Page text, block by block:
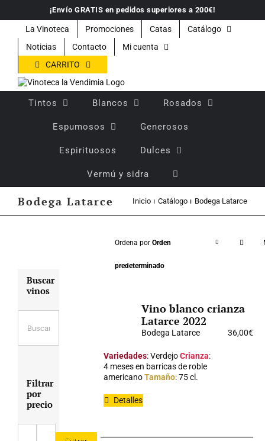
contenido
¡Envío GRATIS en pedidos superiores a 200€!
La Vinoteca Promociones Catas
Catálogo
Noticias
Contacto
Mi cuenta
CARRITO
Tintos Blancos Rosados
Espumosos Generosos
Espirituosos Dulces
Vermú y sidra
Bodega Latarce Inicio Catálogo Bodega Latarce
Ordena por Orden
predeterminado
Vino blanco crianza
Latarce 2022
Bodega Latarce 36,00€
Variedades: VerdejoCrianza:
4 meses en barricas de roble
americanoTamaño: 75 cl.
Detalles
Buscar
vinos
Filtrar
por
precio